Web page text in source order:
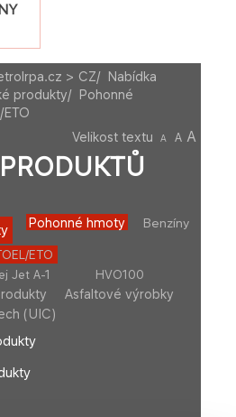
> CZ/ Nabídka
produkty/ Pohonné
Velikost textu
A A A
Pohonné hmoty Benzíny
ETO
Jet A-1
HVO100
Asfaltové výrobky
(UIC)